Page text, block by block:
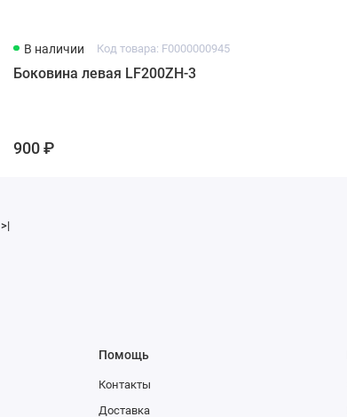
В наличии Код товара: F0000000945
Боковина левая LF200ZH-3
900 ₽
>|
Помощь
Контакты
Доставка